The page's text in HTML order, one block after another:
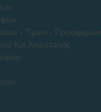
- Τιμών - Προσφορών
Και Αποστολής